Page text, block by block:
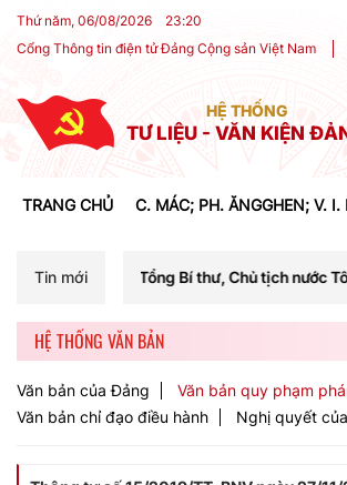
Thứ năm, 06/08/2026 23:20
Cổng Thông tin điện tử Đảng Cộng sản Việt Nam
HỆ THỐNG
TƯ LIỆU - VĂN KIỆN
TRANG CHỦ C. MÁC; PH. ĂNGGHEN; V.
Tin mới
Bí thư, Chủ tịch nước Tô Lâm khai mạc
HỆ THỐNG VĂN BẢN
Văn bản của Đảng
Văn bản quy phạm
Văn bản chỉ đạo điều hành
Nghị quyết